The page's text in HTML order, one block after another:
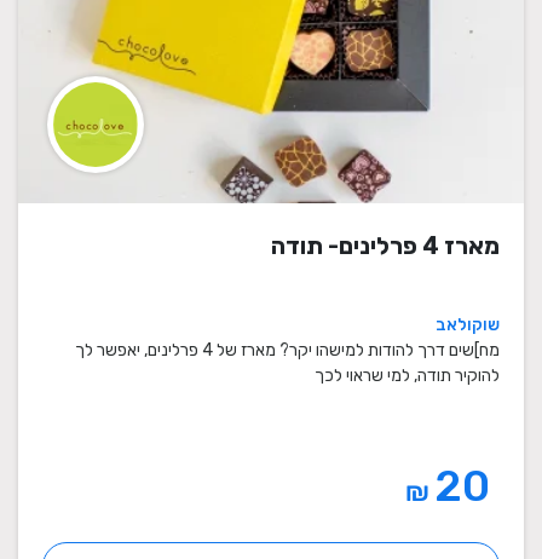
מארז 4 פרלינים- תודה
שוקולאב
מח]שים דרך להודות למישהו יקר? מארז של 4 פרלינים, יאפשר לך
להוקיר תודה, למי שראוי לכך
₪